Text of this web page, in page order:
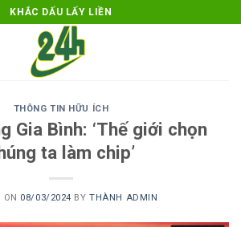
KHẮC DẤU LẤY LIỀN
THÔNG TIN HỮU ÍCH
Gia Bình: ‘Thế giới chọn
ta làm chip’
ON 08/03/2024 BYTHÀNH ADMIN